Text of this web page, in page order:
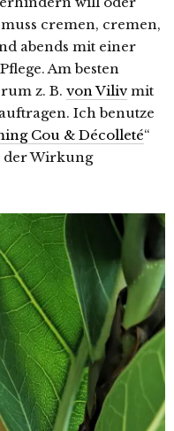
cremen, cremen,
abends mit einer
Am besten
z. B. von Viliv mit
Ich benutze
Cou & Décolleté“
der Wirkung